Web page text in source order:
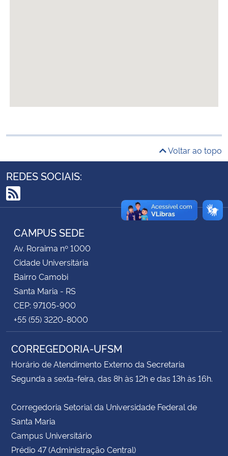
Controladoria-Geral da União
Secretaria-Geral
Secretaria de Governo
Gabinete de Segurança Institucional
Advocacia-Geral da União
Planalto
Voltar ao topo
REDES SOCIAIS:
RSS
CAMPUS SEDE
Av. Roraima nº 1000
Cidade Universitária
Bairro Camobi
Santa Maria - RS
CEP: 97105-900
+55 (55) 3220-8000
CORREGEDORIA-UFSM
Horário de Atendimento Externo da Secretaria
Segunda a sexta-feira, das 8h às 12h e das 13h às 16h.
Corregedoria Setorial da Universidade Federal de
Santa Maria
Campus Universitário
Prédio 47 (Administração Central)